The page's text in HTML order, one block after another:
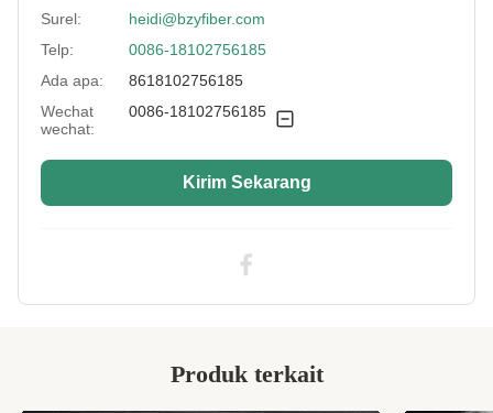
Color: Putih
More Sizes: Dapat disesuaikan
Siliconized/Non-
Silicified:
non-silisifikasi
Surel:
heidi@bzyfiber.com
Telp:
0086-18102756185
Ada apa:
8618102756185
Wechat
wechat:
0086-18102756185
Kirim Sekarang
Produk terkait